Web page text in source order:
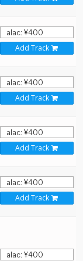
Add Track
Add Track
Add Track
Add Track